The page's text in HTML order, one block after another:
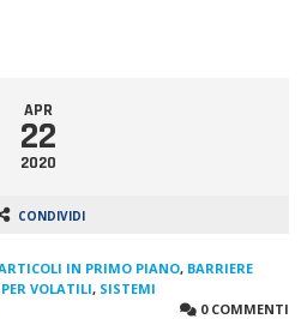
APR
22
2020
CONDIVIDI
IN PRIMO PIANO, BARRIERE
VOLATILI, SISTEMI
0 COMMENTI